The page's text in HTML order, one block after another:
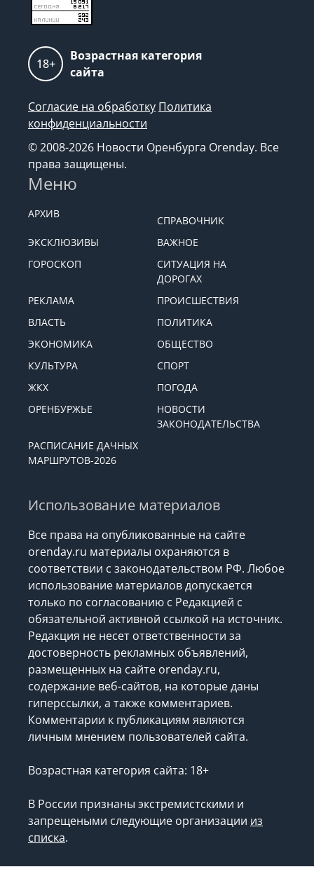
18+
Возрастная категория
сайта
Согласие на обработку Политика
конфиденциальности
© 2008-2026 Новости Оренбурга Orenday. Все
права защищены.
Меню
АРХИВ
СПРАВОЧНИК
ЭКСКЛЮЗИВЫ
ВАЖНОЕ
ГОРОСКОП
СИТУАЦИЯ НА
ДОРОГАХ
РЕКЛАМА
ПРОИСШЕСТВИЯ
ВЛАСТЬ
ПОЛИТИКА
ЭКОНОМИКА
ОБЩЕСТВО
КУЛЬТУРА
СПОРТ
ЖКХ
ПОГОДА
ОРЕНБУРЖЬЕ
НОВОСТИ
ЗАКОНОДАТЕЛЬСТВА
РАСПИСАНИЕ ДАЧНЫХ
МАРШРУТОВ-2026
Использование материалов
Все права на опубликованные на сайте
orenday.ru материалы охраняются в
соответствии с законодательством РФ. Любое
использование материалов допускается
только по согласованию с Редакцией с
обязательной активной ссылкой на источник.
Редакция не несет ответственности за
достоверность рекламных объявлений,
размещенных на сайте orenday.ru,
содержание веб-сайтов, на которые даны
гиперссылки, а также комментариев.
Комментарии к публикациям являются
личным мнением пользователей сайта.
Возрастная категория сайта: 18+
В России признаны экстремистскими и
запрещеными следующие организации из
списка.
Запрещено для детей.